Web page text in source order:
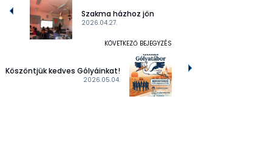
2026.04.27.
Szakma házhoz jön
KÖVETKEZŐ BEJEGYZÉS
2026.05.04.
Köszöntjük kedves Gólyáinkat!